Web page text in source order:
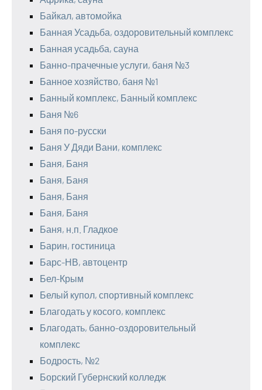
Байкал, автомойка
Банная Усадьба, оздоровительный комплекс
Банная усадьба, сауна
Банно-прачечные услуги, баня №3
Банное хозяйство, баня №1
Банный комплекс, Банный комплекс
Баня №6
Баня по-русски
Баня У Дяди Вани, комплекс
Баня, Баня
Баня, Баня
Баня, Баня
Баня, Баня
Баня, н.п. Гладкое
Барин, гостиница
Барс-НВ, автоцентр
Бел-Крым
Белый купол, спортивный комплекс
Благодать у косого, комплекс
Благодать, банно-оздоровительный
комплекс
Бодрость, №2
Борский Губернский колледж